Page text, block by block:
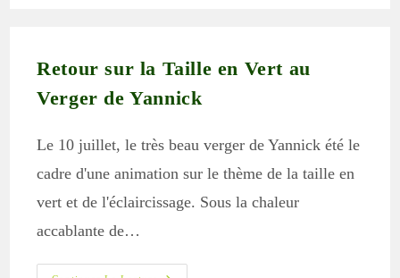
Retour sur la Taille en Vert au
Verger de Yannick
Le 10 juillet, le très beau verger de Yannick été le
cadre d'une animation sur le thème de la taille en
vert et de l'éclaircissage. Sous la chaleur
accablante de…